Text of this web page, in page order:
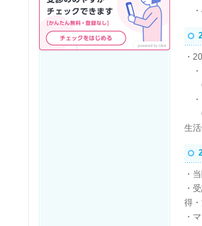
・
・
・
・
生
・
・
得
・